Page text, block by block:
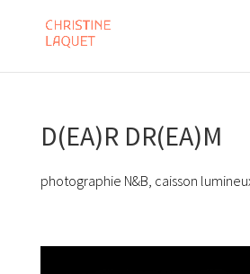
D(EA)R DR(EA)M
photographie N&B, caisson